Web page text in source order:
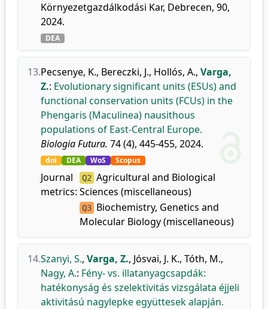
Környezetgazdálkodási Kar, Debrecen, 90,
2024.
DEA
13.Pecsenye, K., Bereczki, J., Hollós, A., Varga,
Z.: Evolutionary significant units (ESUs) and
functional conservation units (FCUs) in the
Phengaris (Maculinea) nausithous
populations of East-Central Europe.
Biologia Futura. 74 (4), 445-455, 2024.
doi DEA WoS Scopus
Journal
metrics:
Q2 Agricultural and Biological
Sciences (miscellaneous)
Q3 Biochemistry, Genetics and
Molecular Biology (miscellaneous)
14.Szanyi, S., Varga, Z., Jósvai, J. K., Tóth, M.,
Nagy, A.: Fény- vs. illatanyagcsapdák:
hatékonyság és szelektivitás vizsgálata éjjeli
aktivitású nagylepke együttesek alapján.